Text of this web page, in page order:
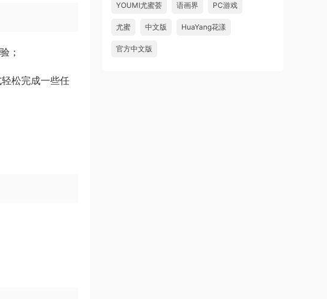
；
松完成一些任
YOUMI尤蜜荟 语画界 PC游戏
尤蜜 中文版 HuaYang花漾
官方中文版